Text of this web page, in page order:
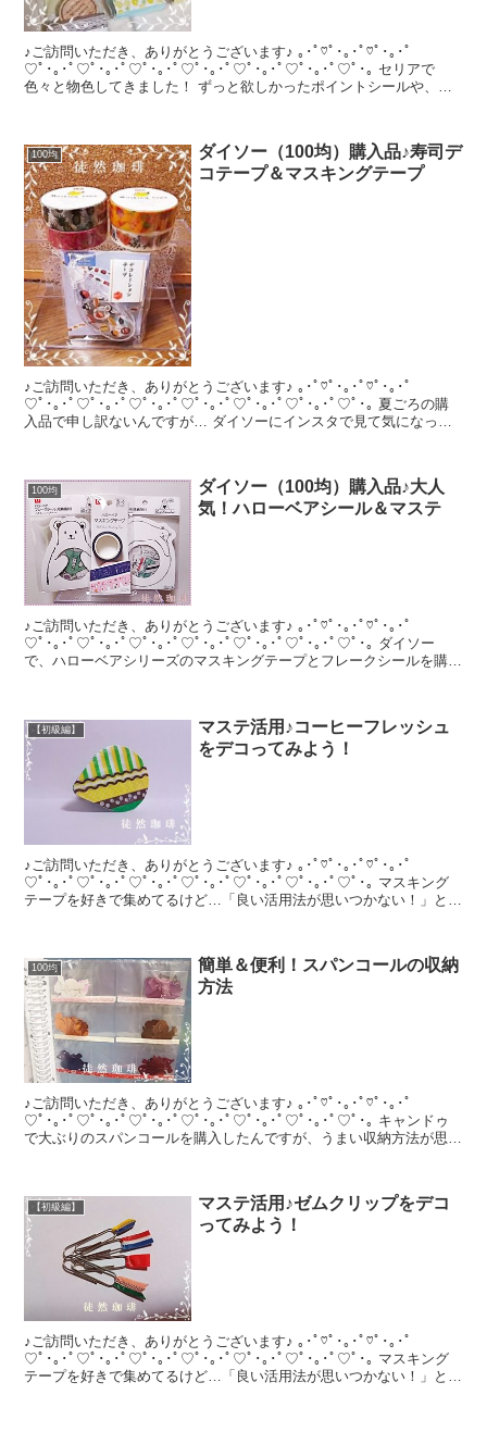
♪ご訪問いただき、ありがとうございます♪ ｡･ﾟ♡ﾟ･｡･ﾟ♡ﾟ･｡･ﾟ
♡ﾟ･｡･ﾟ♡ﾟ･｡･ﾟ♡ﾟ･｡･ﾟ♡ﾟ･｡･ﾟ♡ﾟ･｡･ﾟ♡ﾟ･｡･ﾟ♡ﾟ･｡ セリアで
色々と物色してきました！ ずっと欲しかったポイントシールや、リ
100均
ダイソー（100均）購入品♪寿司デ
コテープ＆マスキングテープ
♪ご訪問いただき、ありがとうございます♪ ｡･ﾟ♡ﾟ･｡･ﾟ♡ﾟ･｡･ﾟ
♡ﾟ･｡･ﾟ♡ﾟ･｡･ﾟ♡ﾟ･｡･ﾟ♡ﾟ･｡･ﾟ♡ﾟ･｡･ﾟ♡ﾟ･｡･ﾟ♡ﾟ･｡ 夏ごろの購
入品で申し訳ないんですが… ダイソーにインスタで見て気になっ
100均
ダイソー（100均）購入品♪大人
気！ハローベアシール＆マステ
♪ご訪問いただき、ありがとうございます♪ ｡･ﾟ♡ﾟ･｡･ﾟ♡ﾟ･｡･ﾟ
♡ﾟ･｡･ﾟ♡ﾟ･｡･ﾟ♡ﾟ･｡･ﾟ♡ﾟ･｡･ﾟ♡ﾟ･｡･ﾟ♡ﾟ･｡･ﾟ♡ﾟ･｡ ダイソー
で、ハローベアシリーズのマスキングテープとフレークシールを購入
【初級編】
マステ活用♪コーヒーフレッシュ
をデコってみよう！
♪ご訪問いただき、ありがとうございます♪ ｡･ﾟ♡ﾟ･｡･ﾟ♡ﾟ･｡･ﾟ
♡ﾟ･｡･ﾟ♡ﾟ･｡･ﾟ♡ﾟ･｡･ﾟ♡ﾟ･｡･ﾟ♡ﾟ･｡･ﾟ♡ﾟ･｡･ﾟ♡ﾟ･｡ マスキング
テープを好きで集めてるけど…「良い活用法が思いつかない！」とい
100均
簡単＆便利！スパンコールの収納
方法
♪ご訪問いただき、ありがとうございます♪ ｡･ﾟ♡ﾟ･｡･ﾟ♡ﾟ･｡･ﾟ
♡ﾟ･｡･ﾟ♡ﾟ･｡･ﾟ♡ﾟ･｡･ﾟ♡ﾟ･｡･ﾟ♡ﾟ･｡･ﾟ♡ﾟ･｡･ﾟ♡ﾟ･｡ キャンドゥ
で大ぶりのスパンコールを購入したんですが、うまい収納方法が思い
【初級編】
マステ活用♪ゼムクリップをデコ
ってみよう！
♪ご訪問いただき、ありがとうございます♪ ｡･ﾟ♡ﾟ･｡･ﾟ♡ﾟ･｡･ﾟ
♡ﾟ･｡･ﾟ♡ﾟ･｡･ﾟ♡ﾟ･｡･ﾟ♡ﾟ･｡･ﾟ♡ﾟ･｡･ﾟ♡ﾟ･｡･ﾟ♡ﾟ･｡ マスキング
テープを好きで集めてるけど…「良い活用法が思いつかない！」とい